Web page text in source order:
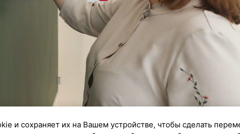
и сохраняет их на Вашем устройстве, чтобы сделать